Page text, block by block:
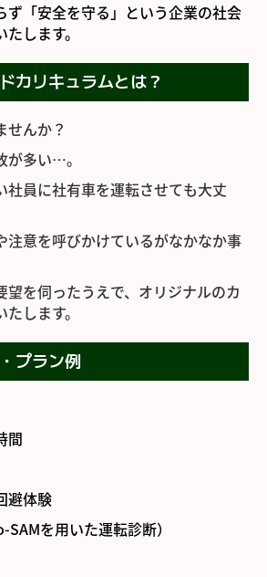
ェック
ー講習
械 特別教育
ず「安全を守る」という企業の社会
します。
カリキュラムとは？
せんか？
が多い…。
員に社有車を運転させても大丈
注意を呼びかけているがなかなか事
望を伺ったうえで、オリジナルのカ
します。
プラン例
間
避体験
を用いた運転診断）